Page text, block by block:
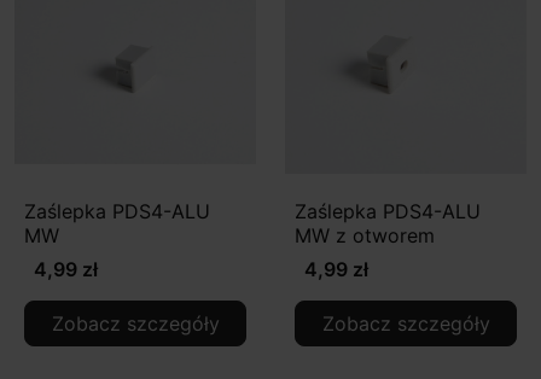
Zaślepka PDS4-ALU
MW
4,99 zł
Zobacz szczegóły
Zaślepka PDS4-ALU
MW z otworem
4,99 zł
Zobacz szczegóły